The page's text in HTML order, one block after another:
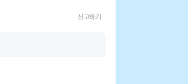
신고하기